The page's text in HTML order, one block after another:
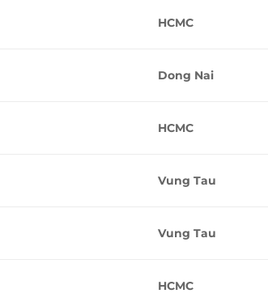
HCMC
Dong Nai
HCMC
Vung Tau
Vung Tau
HCMC